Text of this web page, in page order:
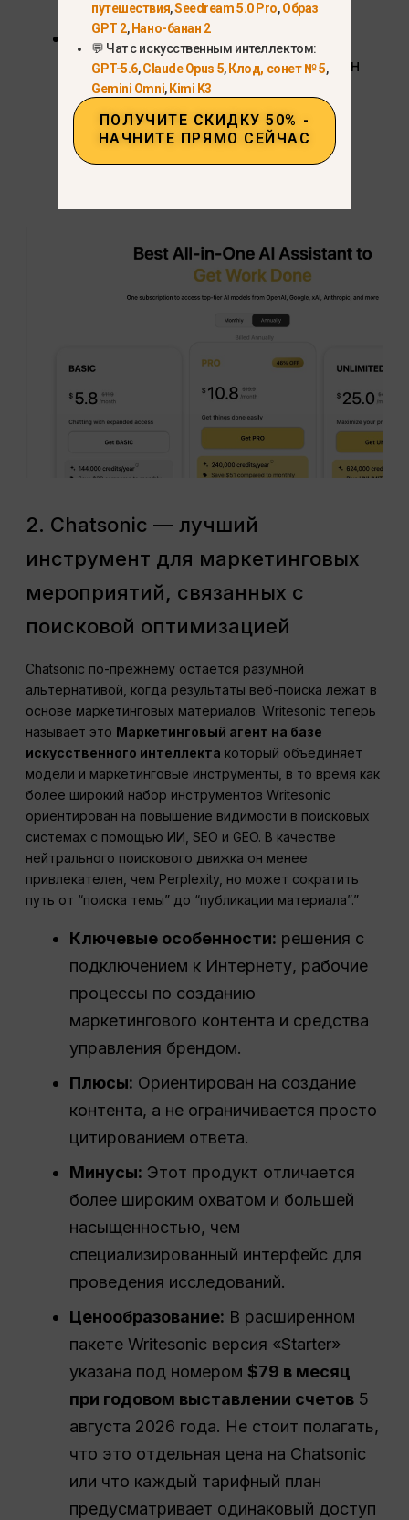
Ценообразование:
В официальном
виде годового плана тарифный план
«Basic» указан под номером$5.8 в
месяц, оплата ежегодно, по
состоянию на 5 августа 2026 года.
2. Chatsonic — лучший
инструмент для маркетинговых
мероприятий, связанных с
поисковой оптимизацией
Chatsonic по-прежнему остается разумной
альтернативой, когда результаты веб-поиска лежат в
основе маркетинговых материалов. Writesonic теперь
называет это Маркетинговый агент на базе
искусственного интеллекта который объединяет
модели и маркетинговые инструменты, в то время как
более широкий набор инструментов Writesonic
ориентирован на повышение видимости в поисковых
системах с помощью ИИ, SEO и GEO. В качестве
нейтрального поискового движка он менее
привлекателен, чем Perplexity, но может сократить
путь от “поиска темы” до “публикации материала”.”
Ключевые особенности: решения с
подключением к Интернету, рабочие
процессы по созданию
маркетингового контента и средства
управления брендом.
Плюсы: Ориентирован на создание
контента, а не ограничивается просто
цитированием ответа.
Минусы: Этот продукт отличается
более широким охватом и большей
насыщенностью, чем
специализированный интерфейс для
проведения исследований.
Ценообразование: В расширенном
пакете Writesonic версия «Starter»
указана под номером$79 в месяц
при годовом выставлении счетов 5
августа 2026 года. Не стоит полагать,
что это отдельная цена на Chatsonic
или что каждый тарифный план
предусматривает одинаковый доступ
путешествия,Seedream 5.0 Pro,Образ
GPT 2,Нано-банан 2
💬 Чат с искусственным интеллектом:
GPT-5.6,Claude Opus 5,Клод, сонет № 5,
Gemini Omni,Kimi K3
ПОЛУЧИТЕ СКИДКУ 50% -
НАЧНИТЕ ПРЯМО СЕЙЧАС